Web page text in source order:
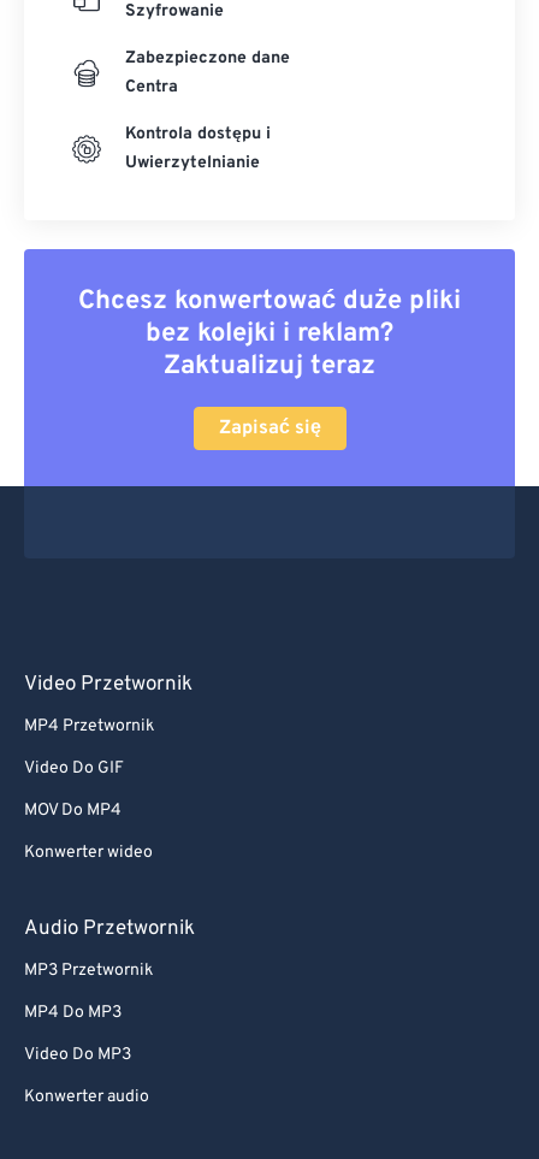
Szyfrowanie
Zabezpieczone dane
Centra
Kontrola dostępu i
Uwierzytelnianie
Chcesz konwertować duże pliki
bez kolejki i reklam?
Zaktualizuj teraz
Zapisać się
Video Przetwornik
MP4 Przetwornik
Video Do GIF
MOV Do MP4
Konwerter wideo
Audio Przetwornik
MP3 Przetwornik
MP4 Do MP3
Video Do MP3
Konwerter audio